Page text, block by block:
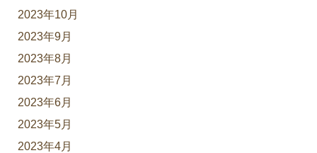
2023年10月
2023年9月
2023年8月
2023年7月
2023年6月
2023年5月
2023年4月